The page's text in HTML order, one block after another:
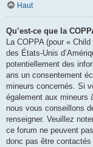
Haut
Qu’est-ce que la
La COPPA (pour «
des États-Unis
potentiellement des
ans un consentement
mineurs concernés. Si
également aux mineurs
nous vous conseillons
renseigner. Veuillez
ce forum ne peuvent
donc pas être